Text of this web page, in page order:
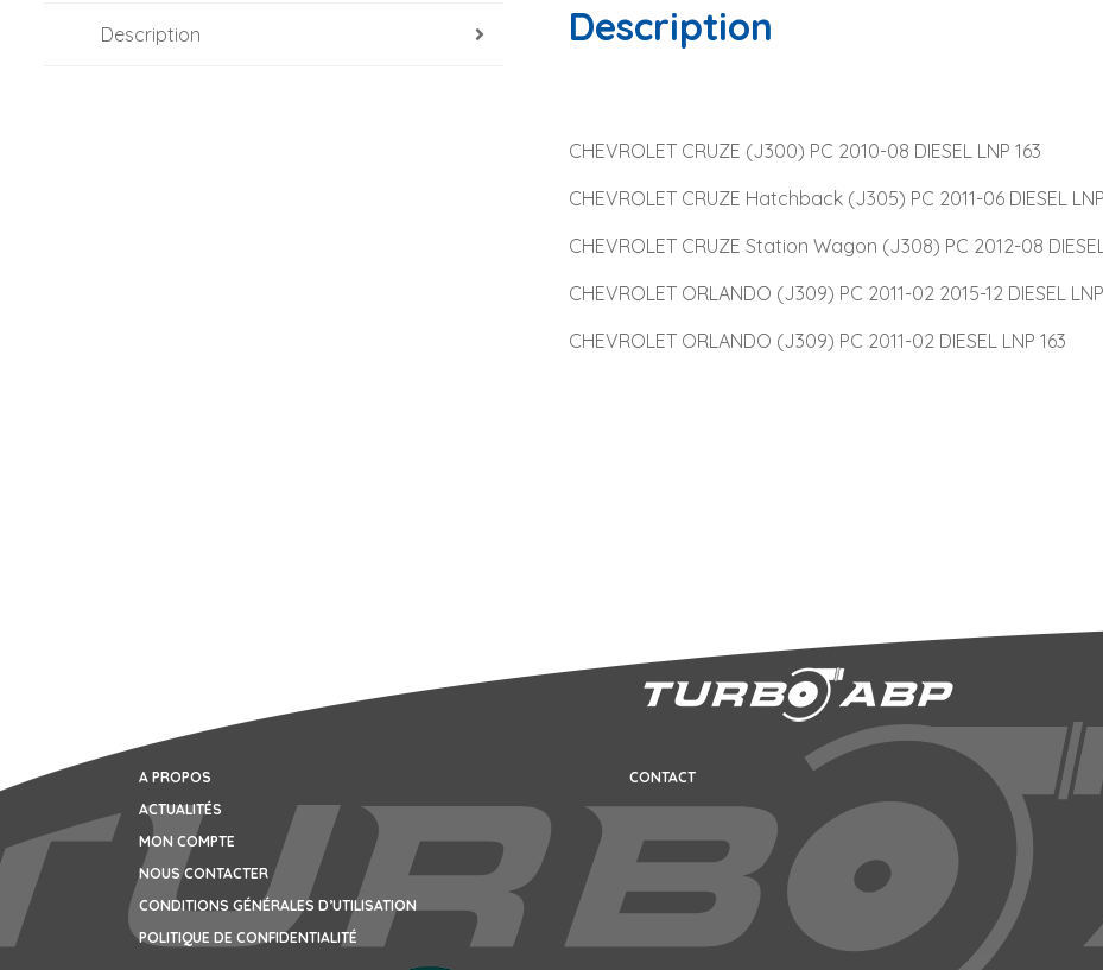
Description Description
CHEVROLET CRUZE (J300) PC 2010-08 DIESEL LNP 163
CHEVROLET CRUZE Hatchback (J305) PC 2011-06 DIESEL
CHEVROLET CRUZE Station Wagon (J308) PC 2012-08
CHEVROLET ORLANDO (J309) PC 2011-02 2015-12 DIESEL LNP
CHEVROLET ORLANDO (J309) PC 2011-02 DIESEL LNP 163
A PROPOS
ACTUALITÉS
MON COMPTE
NOUS CONTACTER
CONDITIONS GÉNÉRALES D’UTILISATION
POLITIQUE DE CONFIDENTIALITÉ
CONTACT